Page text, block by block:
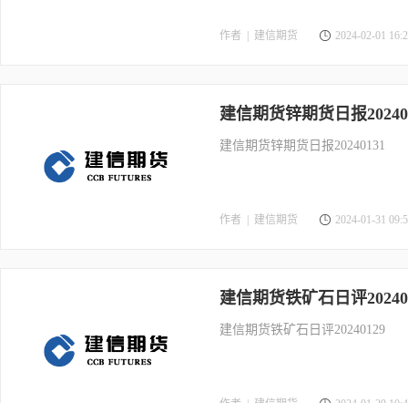
作者 | 建信期货 2024-02-01
建信期货锌期货日报
建信期货锌期货日报20240131
作者 | 建信期货 2024-01-31
建信期货铁矿石日评
建信期货铁矿石日评20240129